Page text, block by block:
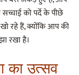
को पर्दे के पीछे
रहे हैं, क्योंकि आप की
रखा है।
का उत्सव